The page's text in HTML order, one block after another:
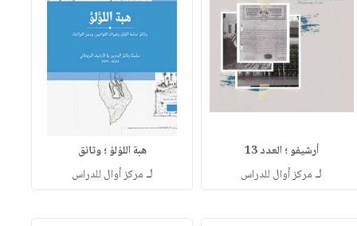
أرشيفو ؛ العدد 13
لـ مركز أوال للدراس
هبة اللؤلؤ ؛ وثائق
لـ مركز أوال للدراس